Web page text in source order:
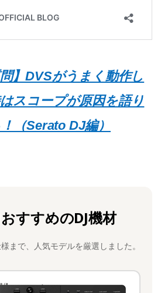
】DVSがうまく動作し
スコープが原因を語り
（Serato DJ編）
すすめのDJ機材
まで、人気モデルを厳選しました。